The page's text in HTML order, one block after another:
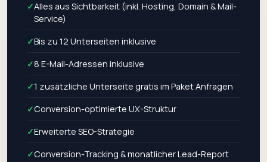
✓Alles aus Sichtbarkeit (inkl. Hosting, Domain & Mail-
Service)
✓Bis zu 12 Unterseiten inklusive
✓8 E-Mail-Adressen inklusive
✓1 zusätzliche Unterseite gratis im Paket Anfragen
✓Conversion-optimierte UX-Struktur
✓Erweiterte SEO-Strategie
✓Conversion-Tracking & monatlicher Lead-Report